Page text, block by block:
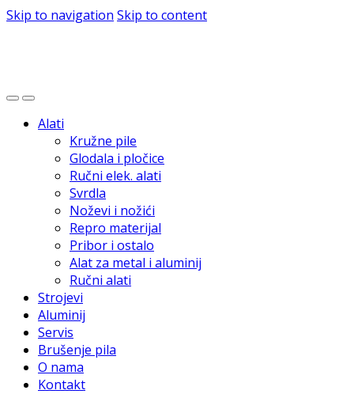
Skip to navigation Skip to content
Alati
Kružne pile
Glodala i pločice
Ručni elek. alati
Svrdla
Noževi i nožići
Repro materijal
Pribor i ostalo
Alat za metal i aluminij
Ručni alati
Strojevi
Aluminij
Servis
Brušenje pila
O nama
Kontakt